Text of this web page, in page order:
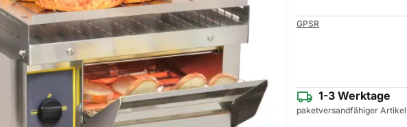
GPSR
1-3 Werktage
paketversandfähiger Artikel